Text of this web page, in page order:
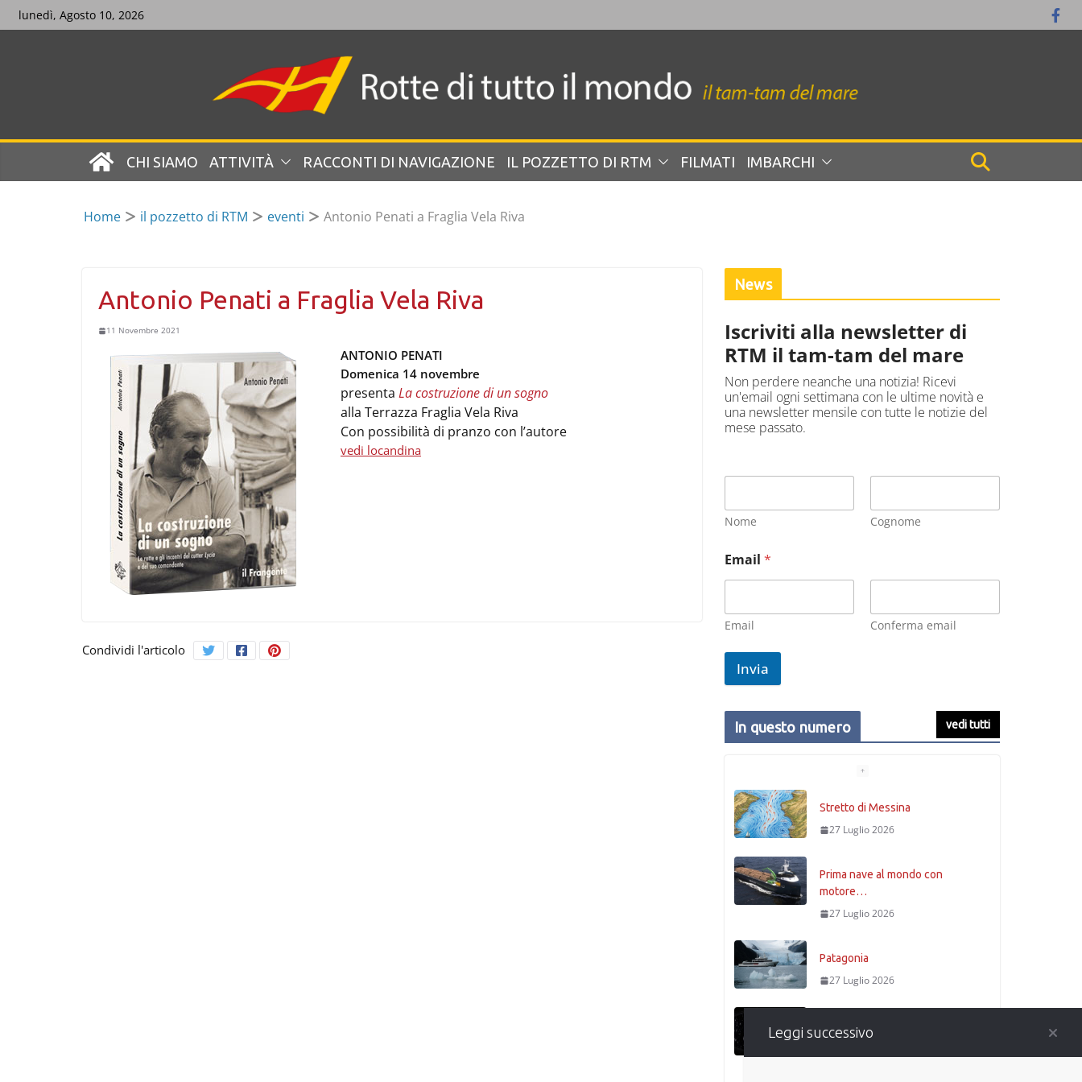
Skip
to
lunedì, Agosto 10, 2026
CHI SIAMO ATTIVITÀ RACCONTI DI NAVIGAZIONE IL POZZETTO DI RTM FILMATI IMBARCHI
Home il pozzetto di RTM eventi Antonio Penati a Fraglia Vela Riva
Antonio Penati a Fraglia Vela Riva
11 Novembre 2021
ANTONIO PENATI
Domenica 14 novembre
presenta La costruzione di un sogno
alla Terrazza Fraglia Vela Riva
Con possibilità di pranzo con l’autore
vedi locandina
Condividi l'articolo
News
Iscriviti alla newsletter di
RTM il tam-tam del mare
Non perdere neanche una notizia! Ricevi
un'email ogni settimana con le ultime novità e
una newsletter mensile con tutte le notizie del
mese passato.
Nome Cognome
Email *
Email Conferma email
Invia
In questo numero vedi tutti
Stretto di Messina
27 Luglio 2026
Prima nave al mondo con
motore…
27 Luglio 2026
Patagonia
27 Luglio 2026
La fisica
Leggi successivo